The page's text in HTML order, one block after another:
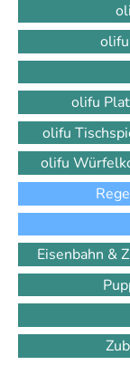
olifu
olifu
olifu
Eisenbahn &